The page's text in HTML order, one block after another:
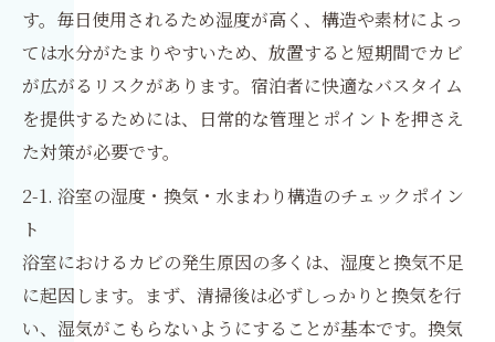
す。毎日使用されるため湿度が高く、構造や素材によっ
ては水分がたまりやすいため、放置すると短期間でカビ
が広がるリスクがあります。宿泊者に快適なバスタイム
を提供するためには、日常的な管理とポイントを押さえ
た対策が必要です。
2-1. 浴室の湿度・換気・水まわり構造のチェックポイン
ト
浴室におけるカビの発生原因の多くは、湿度と換気不足
に起因します。まず、清掃後は必ずしっかりと換気を行
い、湿気がこもらないようにすることが基本です。換気